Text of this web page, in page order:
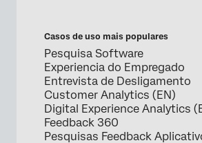
Casos de uso mais populares
Pesquisa Software
Experiencia do Empregado
Entrevista de Desligamento
Customer Analytics (EN)
Digital Experience Analytics
Feedback 360
Pesquisas Feedback